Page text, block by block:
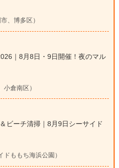
、博多区）
｜8月8日・9日開催！夜のマル
倉南区）
ビーチ清掃｜8月9日シーサイド
ももち海浜公園）